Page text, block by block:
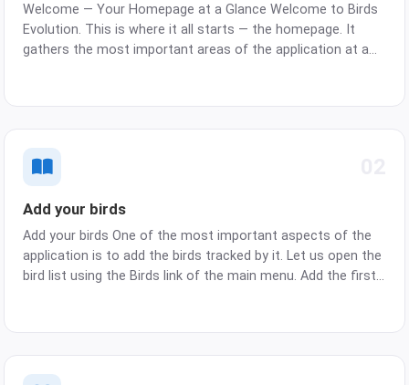
Welcome — Your Homepage at a Glance Welcome to Birds
Evolution. This is where it all starts — the homepage. It
gathers the most important areas of the application at a
Add your birds
Add your birds One of the most important aspects of the
application is to add the birds tracked by it. Let us open the
bird list using the Birds link of the main menu. Add the first